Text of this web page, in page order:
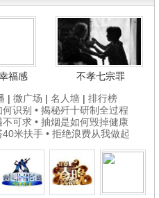
福感
不孝七宗罪
| 微广场 | 名人墙 | 排行榜
识别 • 揭秘歼十研制全过程
不可求 • 抽烟是如何毁掉健康
40米扶手 • 拒绝浪费从我做起